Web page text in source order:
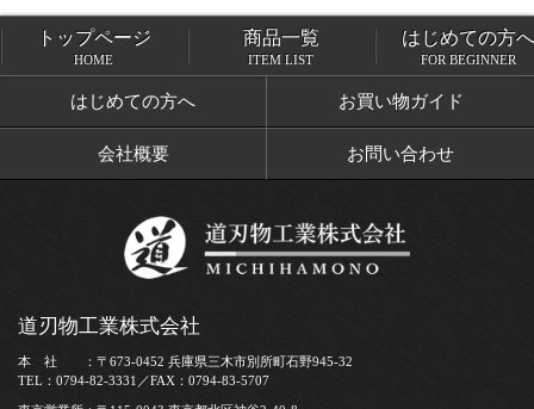
トップページ 商品一覧
はじめての方へ お買い物ガイド
会社概要 お問い合わせ
トップページ
HOME
商品一覧
ITEM LIST
はじめての方へ
FOR BEGINNER
道刃物工業株式会社
本 社 ：〒673-0452 兵庫県三木市別所町石野945-32
TEL：0794-82-3331／FAX：0794-83-5707